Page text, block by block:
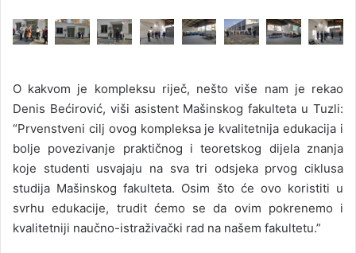
O kakvom je kompleksu riječ, nešto više nam je rekao
Denis Bećirović, viši asistent Mašinskog fakulteta u Tuzli:
“Prvenstveni cilj ovog kompleksa je kvalitetnija edukacija i
bolje povezivanje praktičnog i teoretskog dijela znanja
koje studenti usvajaju na sva tri odsjeka prvog ciklusa
studija Mašinskog fakulteta. Osim što će ovo koristiti u
svrhu edukacije, trudit ćemo se da ovim pokrenemo i
kvalitetniji naučno-istraživački rad na našem fakultetu.”